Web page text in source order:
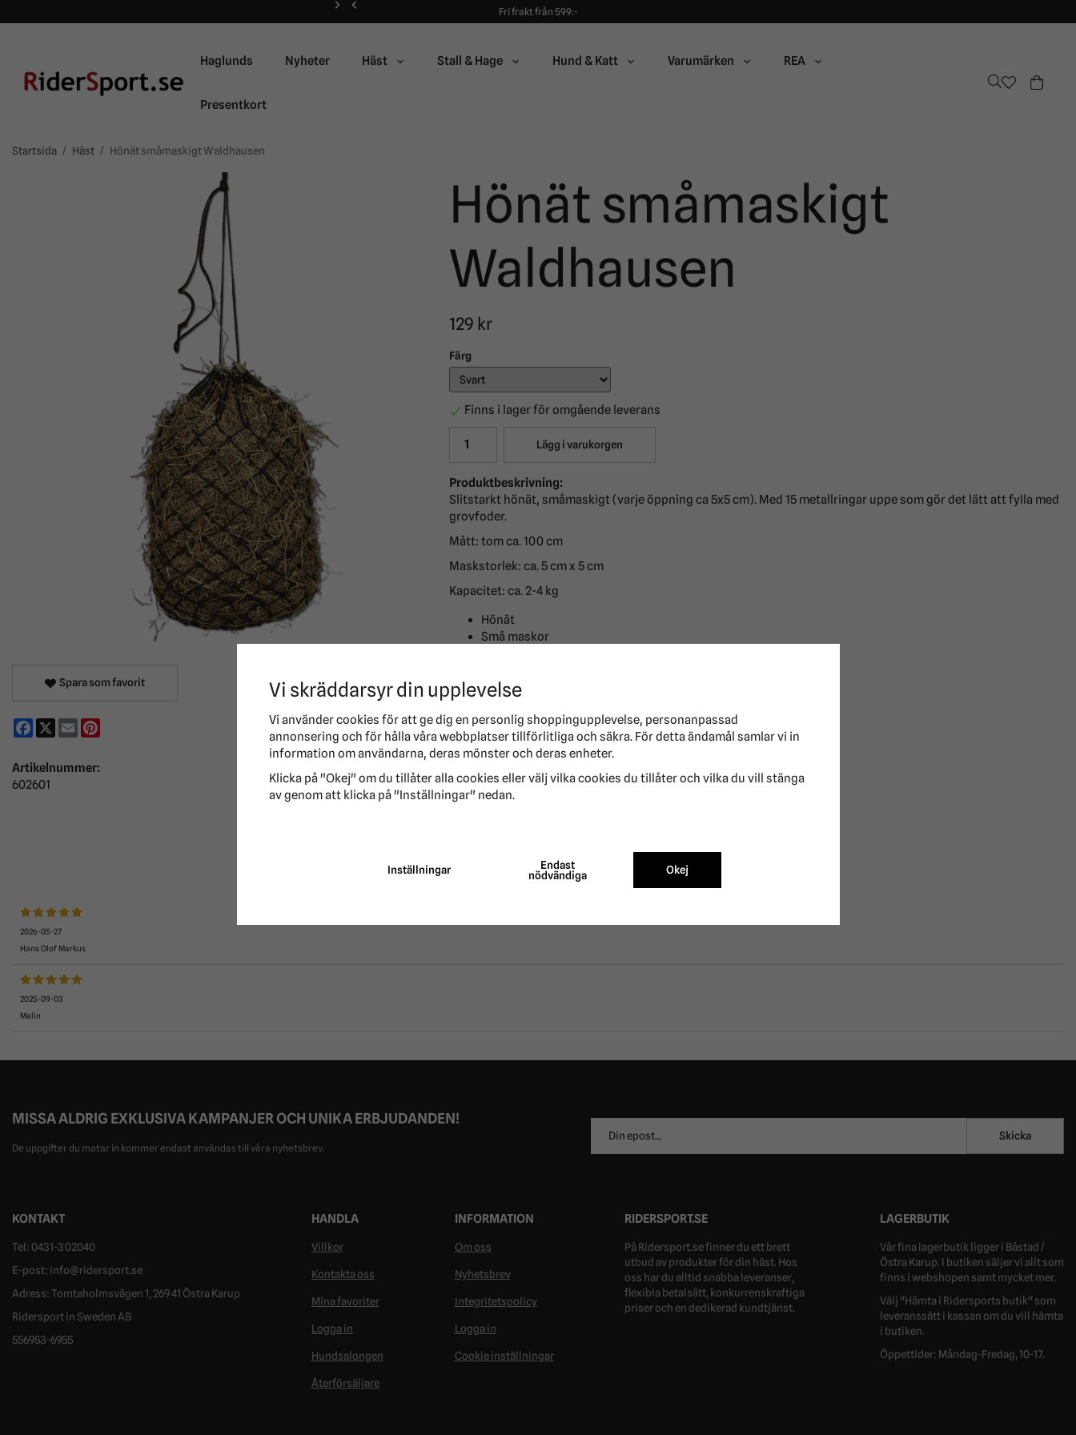
Fri frakt från 599:-
90 dagars öppet köp!
90 dagars öppet köp!
Haglunds Nyheter Häst Stall & Hage Hund & Katt Varumärken REA
Presentkort
Startsida / Häst / Hönät småmaskigt Waldhausen
Hönät småmaskigt
Waldhausen
129 kr
Färg
Finns i lager för omgående leverans
Lägg i varukorgen
Produktbeskrivning:
Slitstarkt hönät, småmaskigt (varje öppning ca 5x5 cm). Med 15 metallringar uppe som gör det lätt att fylla med
grovfoder.
Mått: tom ca. 100 cm
Maskstorlek: ca. 5 cm x 5 cm
Kapacitet: ca. 2-4 kg
Hönät
Små maskor
Spara som favorit
Facebook
X Email
Artikelnummer:
602601
2026-05-27
Hans Olof Markus
2025-09-03
Malin
MISSA ALDRIG EXKLUSIVA KAMPANJER OCH UNIKA ERBJUDANDEN!
De uppgifter du matar in kommer endast användas till våra nyhetsbrev.
postadress
Skicka
KONTAKT
Tel: 0431-302040
E-post: info@ridersport.se
Adress: Tomtaholmsvägen 1, 269 41 Östra Karup
Ridersport in Sweden AB
556953-6955
HANDLA
Villkor
Kontakta oss
Mina favoriter
Logga in
Hundsalongen
Återförsäljare
INFORMATION
Om oss
Nyhetsbrev
Integritetspolicy
Logga in
Cookie inställningar
RIDERSPORT.SE
På Ridersport.se finner du ett brett
utbud av produkter för din häst. Hos
oss har du alltid snabba leveranser,
flexibla betalsätt, konkurrenskraftiga
priser och en dedikerad kundtjänst.
LAGERBUTIK
Vår fina lagerbutik ligger i Båstad /
Östra Karup. I butiken säljer vi allt som
finns i webshopen samt mycket mer.
Välj "Hämta i Ridersports butik" som
leveranssätt i kassan om du vill hämta
i butiken.
Öppettider: Måndag-Fredag, 10-17.
Vi skräddarsyr din upplevelse
Vi använder cookies för att ge dig en personlig shoppingupplevelse, personanpassad
annonsering och för hålla våra webbplatser tillförlitliga och säkra. För detta ändamål samlar vi in
information om användarna, deras mönster och deras enheter.
Klicka på "Okej" om du tillåter alla cookies eller välj vilka cookies du tillåter och vilka du vill stänga
av genom att klicka på "Inställningar" nedan.
Inställningar
Endast
nödvändiga
Okej